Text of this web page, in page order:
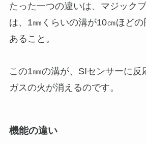
たった一つの違いは、マジック
は、1㎜くらいの溝が10㎝ほど
あること。
この1㎜の溝が、SIセンサーに反
ガスの火が消えるのです。
機能の違い